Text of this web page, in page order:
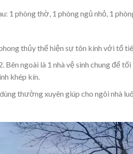
1 phòng thờ, 1 phòng ngủ nhỏ, 1
thủy thể hiện sự tôn kính với tổ
ngoài là 1 nhà vệ sinh chung để
khép kín.
thường xuyên giúp cho ngôi nhà